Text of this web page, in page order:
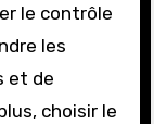
le contrôle
les
et de
choisir le